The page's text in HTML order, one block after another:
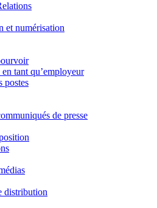
et numérisation
tant qu’employeur
postes
de presse
distribution